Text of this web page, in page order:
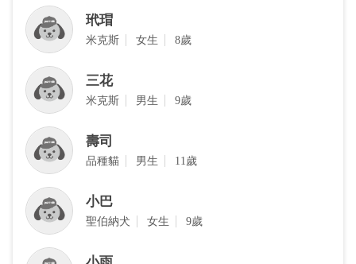
玳瑁
米克斯 女生 8歲
三花
米克斯 男生 9歲
壽司
品種貓 男生 11歲
小巴
聖伯納犬 女生 9歲